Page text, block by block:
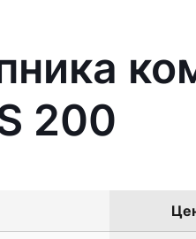
200